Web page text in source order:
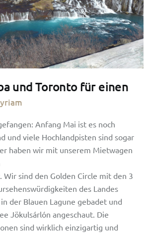
und Toronto für einen
Anfang Mai ist es noch
und viele Hochlandpisten sind sogar
haben wir mit unserem Mietwagen
Wir sind den Golden Circle mit den 3
des Landes
der Blauen Lagune gebadet und
Jökulsárlón angeschaut. Die
sind wirklich einzigartig und